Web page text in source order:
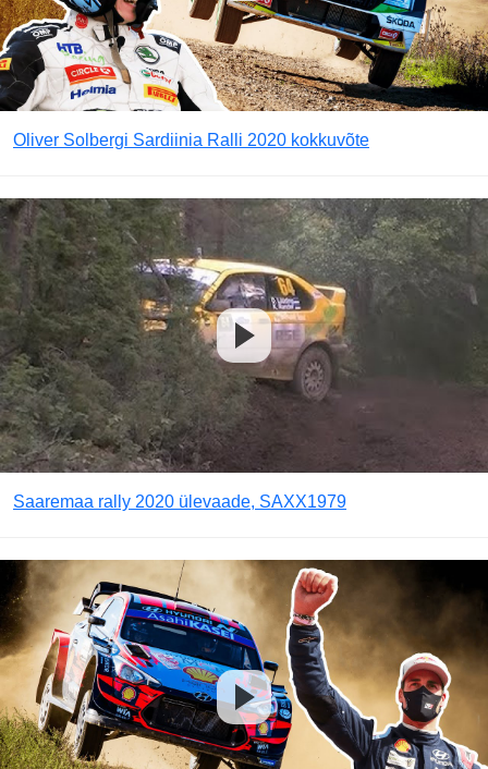
Oliver Solbergi Sardiinia Ralli 2020 kokkuvõte
Saaremaa rally 2020 ülevaade, SAXX1979